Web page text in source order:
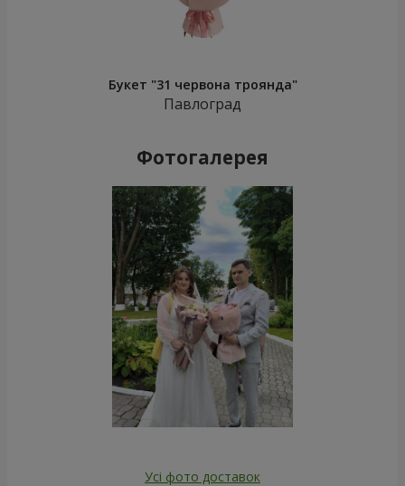
Букет "31 червона троянда"
Павлоград
Фотогалерея
Усі фото доставок